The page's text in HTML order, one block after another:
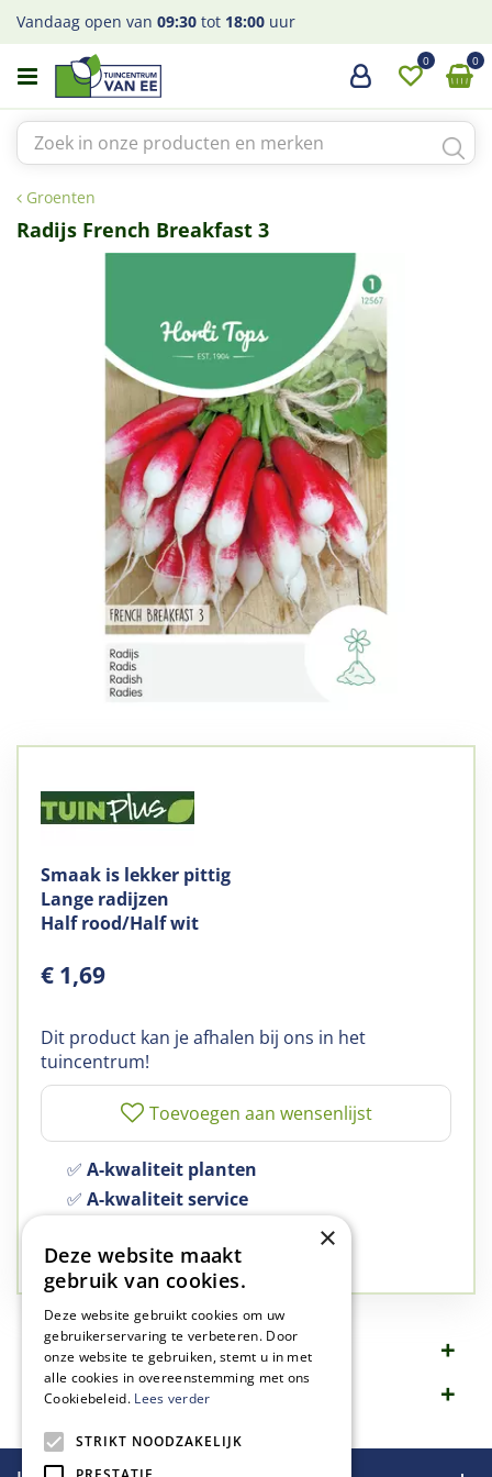
a
Groenten
Vandaag open van 09:30 tot 18:00 uur
Radijs French Breakfast 3
Smaak is lekker pittig
Lange radijzen
Half rood/Half wit
€ 1,69
Dit product kan je afhalen bij ons in het
tuincentrum!
✅ A-kwaliteit planten
✅ A-kwaliteit service
✅Groen, dat is wat we doen
Omschrijving
Specificaties
×
Deze website maakt
gebruik van cookies.
Deze website gebruikt cookies om uw
gebruikerservaring te verbeteren. Door
onze website te gebruiken, stemt u in met
alle cookies in overeenstemming met ons
Cookiebeleid. Lees verder
STRIKT NOODZAKELIJK